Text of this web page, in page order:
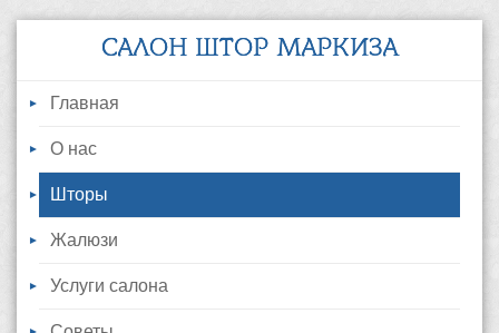
САЛОН ШТОР МАРКИЗА
Главная
О нас
Шторы
Жалюзи
Услуги салона